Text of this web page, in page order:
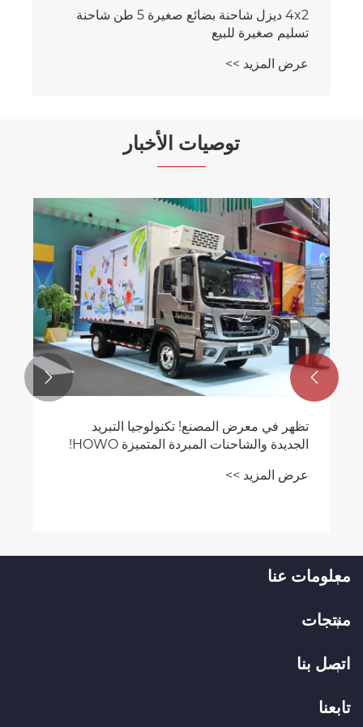
4x2 ديزل شاحنة بضائع صغيرة 5 طن شاحنة
تسليم صغيرة للبيع
عرض المزيد >>
توصيات الأخبار
تظهر في معرض المصنع! تكنولوجيا التبريد
الجديدة والشاحنات المبردة المتميزة HOWO!
عرض المزيد >>


معلومات عنا
منتجات
اتصل بنا
تابعنا